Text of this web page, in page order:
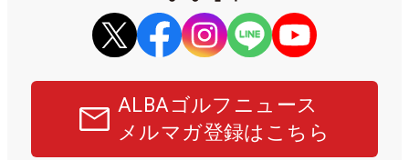
ALBAゴルフニュース
メルマガ登録はこちら